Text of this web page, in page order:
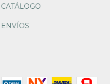
CATÁLOGO
ENVÍOS